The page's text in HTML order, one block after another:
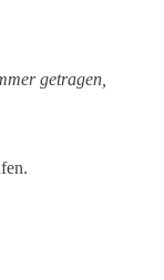
getragen,